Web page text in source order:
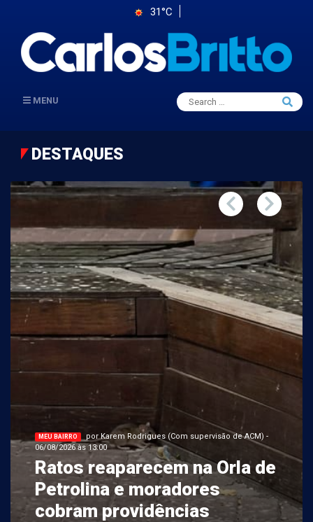
31°C
MENU
Search
for:
Search
DESTAQUES
MEU BAIRRO
por Karem Rodrigues (Com supervisão de ACM) -
06/08/2026 às 13:00
Ratos reaparecem na Orla de
Petrolina e moradores
cobram providências